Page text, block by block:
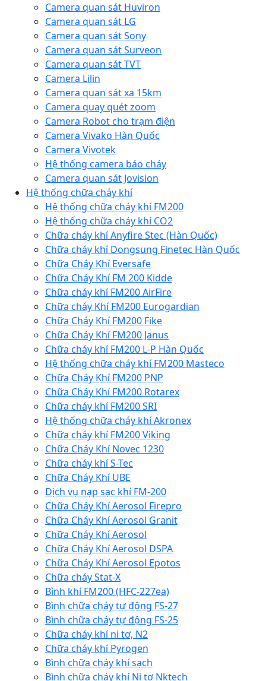
Camera quan sát Huviron
Camera quan sát LG
Camera quan sát Sony
Camera quan sát Surveon
Camera quan sát TVT
Camera Lilin
Camera quan sát xa 15km
Camera quay quét zoom
Camera Robot cho trạm điện
Camera Vivako Hàn Quốc
Camera Vivotek
Hệ thống camera báo cháy
Camera quan sát Jovision
Hệ thống chữa cháy khí
Hệ thống chữa cháy khí FM200
Hệ thống chữa cháy khí CO2
Chữa cháy khí Anyfire Stec (Hàn Quốc)
Chữa cháy khí Dongsung Finetec Hàn Quốc
Chữa Cháy Khí Eversafe
Chữa Cháy Khí FM 200 Kidde
Chữa cháy khí FM200 AirFire
Chữa cháy Khí FM200 Eurogardian
Chữa Cháy Khí FM200 Fike
Chữa Cháy Khí FM200 Janus
Chữa cháy khí FM200 L-P Hàn Quốc
Hệ thống chữa cháy khí FM200 Masteco
Chữa Cháy Khí FM200 PNP
Chữa Cháy Khí FM200 Rotarex
Chữa cháy khí FM200 SRI
Hệ thống chữa cháy khí Akronex
Chữa cháy khí FM200 Viking
Chữa Cháy Khí Novec 1230
Chữa cháy khí S-Tec
Chữa Cháy Khí UBE
Dịch vụ nạp sạc khí FM-200
Chữa Cháy Khí Aerosol Firepro
Chữa Cháy Khí Aerosol Granit
Chữa Cháy Khí Aerosol
Chữa Cháy Khí Aerosol DSPA
Chữa Cháy Khí Aerosol Epotos
Chữa cháy Stat-X
Bình khí FM200 (HFC-227ea)
Bình chữa cháy tự động FS-27
Bình chữa cháy tự động FS-25
Chữa cháy khí ni tơ, N2
Chữa cháy khí Pyrogen
Bình chữa cháy khí sạch
Bình chữa cháy khí Ni tơ Nktech